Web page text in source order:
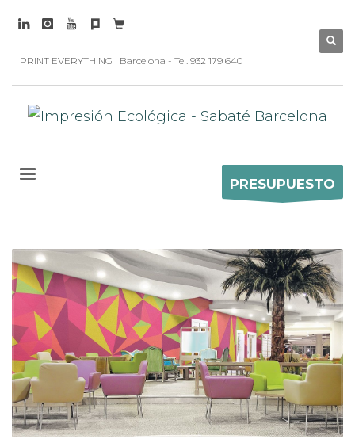
PRINT EVERYTHING | Barcelona - Tel. 932 179 640
PRESUPUESTO